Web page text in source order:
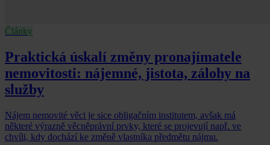
Články
Praktická úskalí změny pronajímatele
nemovitosti: nájemné, jistota, zálohy na
služby
Nájem nemovité věci je sice obligačním institutem, avšak má
některé výrazně věcněprávní prvky, které se projevují např. ve
chvíli, kdy dochází ke změně vlastníka předmětu nájmu.